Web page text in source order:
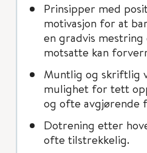
Prinsipper med
motivasjon for at
en gradvis
motsatte kan
Muntlig og skriftlig
mulighet for tett
og ofte avgjørende
Dotrening etter
ofte tilstrekkelig.